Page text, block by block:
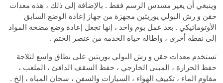
وينبغي أن يغير مسدس الرسم فقط . بالإضافة إلى ذلك ، هذه معدات
حقن و رش البولي يوريثين مجهزة من جهاز إعادة الوضع السابق
الأوتوماتيكي . بعد عمل يوم واحد ، إنها تجعل إعادة وضع مضخة المواد
إلى نقطة أخرى ، وإطالة حياة الخدمة من عنصر الختم .
تستخدم معدات حقن و رش البولي يوريثين على نطاق واسع لثلاجة
حفظ الحرارة ، المبنى الخارجي ، حفظ السقف الدافئ ، الملعب ،
مقاوم الماء ، تكييف الهواء ، السيارات والسفن ، سخان المياه ، إلخ .